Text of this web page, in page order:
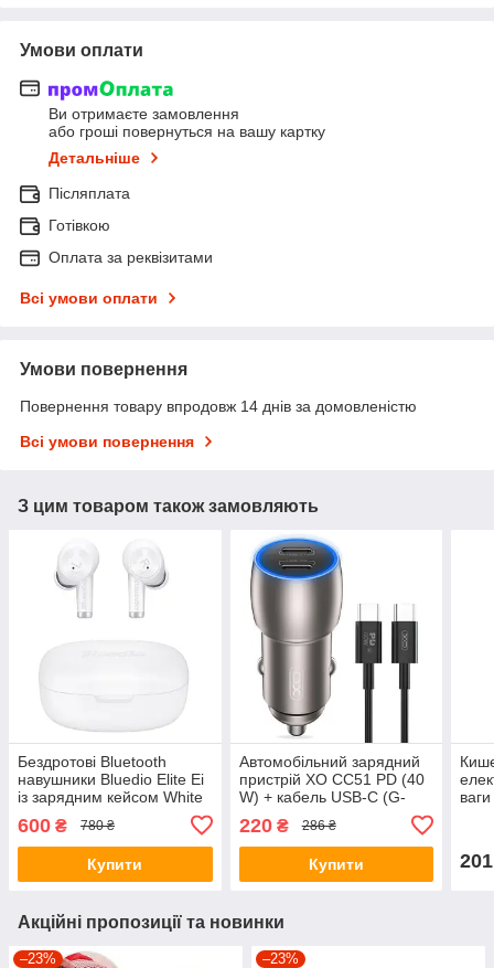
Умови оплати
Ви отримаєте замовлення
або гроші повернуться на вашу картку
Детальніше
Післяплата
Готівкою
Оплата за реквізитами
Всі умови оплати
Умови повернення
Повернення товару впродовж 14 днів за домовленістю
Всі умови повернення
З цим товаром також замовляють
Бездротові Bluetooth
навушники Bluedio Elite Ei
із зарядним кейсом White
600 ₴ 780 ₴
Купити
Автомобільний зарядний
пристрій XO CC51 PD (40
W) + кабель USB-C (G-
220₴ 286 ₴
Купити
Акційні пропозиції та новинки
–23% –23%